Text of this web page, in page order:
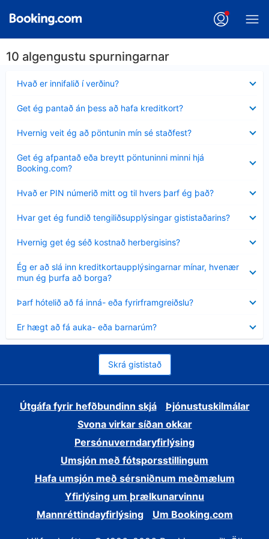
10 algengustu spurningarnar
Hvað er innifalið í verðinu?
sýnt
Get ég pantað án þess að hafa kreditkort?
sýnt
Hvernig veit ég að pöntunin mín sé staðfest?
sýnt
Get ég afpantað eða breytt pöntuninni minni hjá
Booking.com?
sýnt
Hvað er PIN númerið mitt og til hvers þarf ég það?
sýnt
Hvar get ég fundið tengiliðsupplýsingar gististaðarins?
sýnt
Hvernig get ég séð kostnað herbergisins?
sýnt
Ég er að slá inn kreditkortaupplýsingarnar mínar, hvenær
mun ég þurfa að borga?
Minna
sýnt
Þarf hótelið að fá inná- eða fyrirframgreiðslu?
sýnt
Er hægt að fá auka- eða barnarúm?
sýnt
Skrá gististað
Útgáfa fyrir hefðbundinn skjá
Þjónustuskilmálar
Svona virkar síðan okkar
Persónuverndaryfirlýsing
Umsjón með fótsporsstillingum
Hafa umsjón með sérsniðnum meðmælum
Yfirlýsing um þrælkunarvinnu
Mannréttindayfirlýsing
Um Booking.com